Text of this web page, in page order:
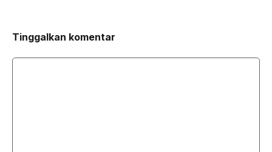
Tinggalkan komentar